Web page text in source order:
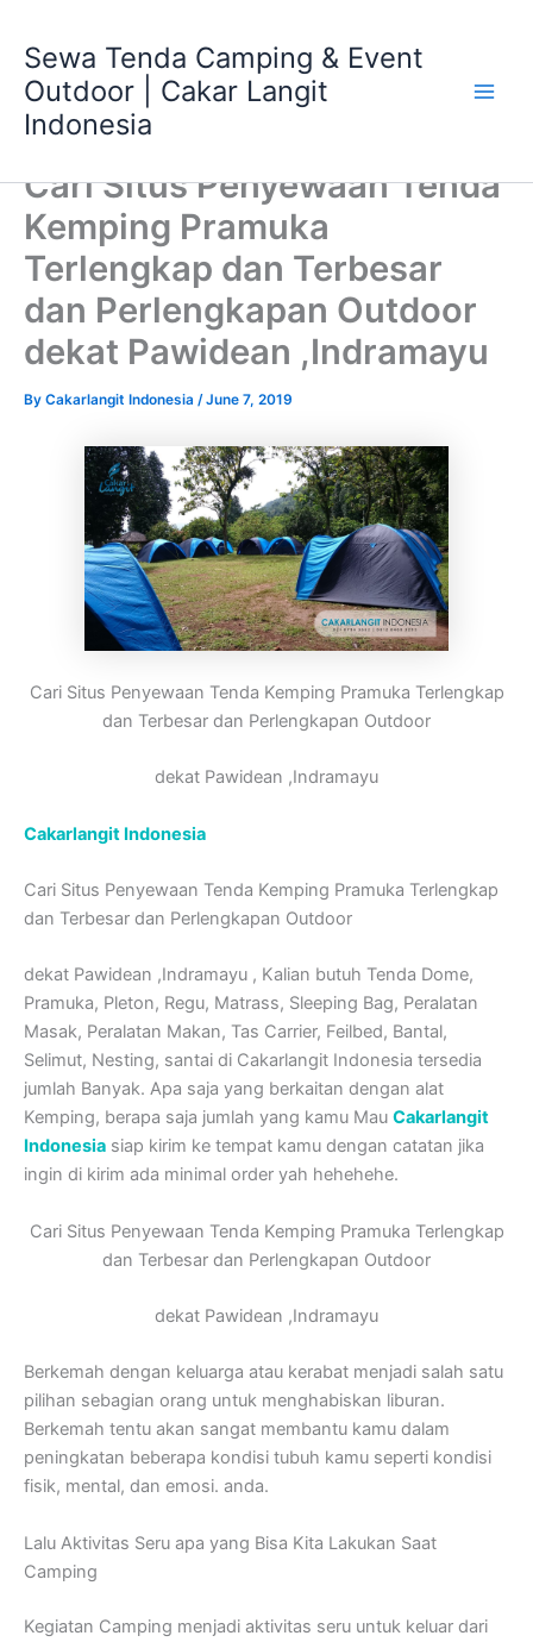
content
Sewa Tenda Camping & Event
Outdoor | Cakar Langit
Indonesia
Cari Situs Penyewaan Tenda
Kemping Pramuka
Terlengkap dan Terbesar
dan Perlengkapan Outdoor
dekat Pawidean ,Indramayu
By Cakarlangit Indonesia /June 7, 2019
Cari Situs Penyewaan Tenda Kemping Pramuka Terlengkap
dan Terbesar dan Perlengkapan Outdoor
dekat Pawidean ,Indramayu
Cakarlangit Indonesia
Cari Situs Penyewaan Tenda Kemping Pramuka Terlengkap
dan Terbesar dan Perlengkapan Outdoor
dekat Pawidean ,Indramayu , Kalian butuh Tenda Dome,
Pramuka, Pleton, Regu, Matrass, Sleeping Bag, Peralatan
Masak, Peralatan Makan, Tas Carrier, Feilbed, Bantal,
Selimut, Nesting, santai di Cakarlangit Indonesia tersedia
jumlah Banyak. Apa saja yang berkaitan dengan alat
Kemping, berapa saja jumlah yang kamu Mau Cakarlangit
Indonesia siap kirim ke tempat kamu dengan catatan jika
ingin di kirim ada minimal order yah hehehehe.
Cari Situs Penyewaan Tenda Kemping Pramuka Terlengkap
dan Terbesar dan Perlengkapan Outdoor
dekat Pawidean ,Indramayu
Berkemah dengan keluarga atau kerabat menjadi salah satu
pilihan sebagian orang untuk menghabiskan liburan.
Berkemah tentu akan sangat membantu kamu dalam
peningkatan beberapa kondisi tubuh kamu seperti kondisi
fisik, mental, dan emosi. anda.
Lalu Aktivitas Seru apa yang Bisa Kita Lakukan Saat
Camping
Kegiatan Camping menjadi aktivitas seru untuk keluar dari